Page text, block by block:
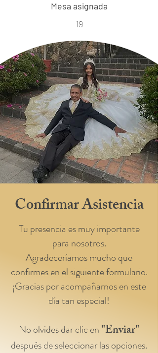
Mesa asignada
19
Confirmar Asistencia
Tu presencia es muy importante
para nosotros.
Agradeceríamos mucho que
confirmes en el siguiente formulario.
¡Gracias por acompañarnos en este
día tan especial!
No olvides dar clic en "Enviar"
después de seleccionar las opciones.